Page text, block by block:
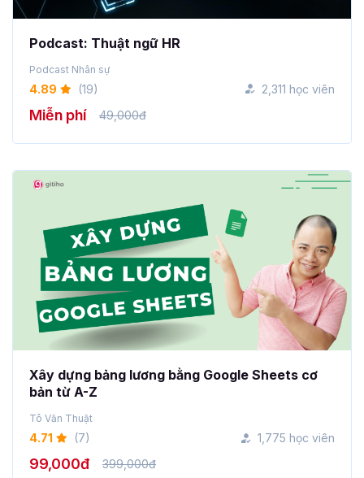
Podcast: Thuật ngữ HR
Podcast Nhân sự
4.89 (19) 2,311 học viên
Miễn phí 49,000đ
Xây dựng bảng lương bằng Google Sheets cơ
bản từ A-Z
Tô Văn Thuật
4.71 (7) 1,775 học viên
99,000đ 399,000đ